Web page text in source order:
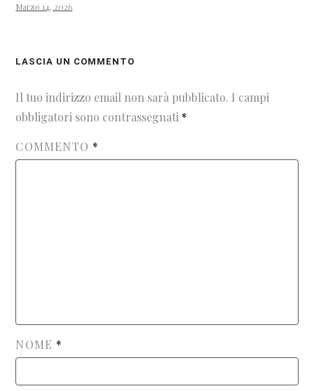
Marzo 14, 2026
LASCIA UN COMMENTO
Il tuo indirizzo email non sarà pubblicato. I campi
obbligatori sono contrassegnati *
COMMENTO *
NOME *